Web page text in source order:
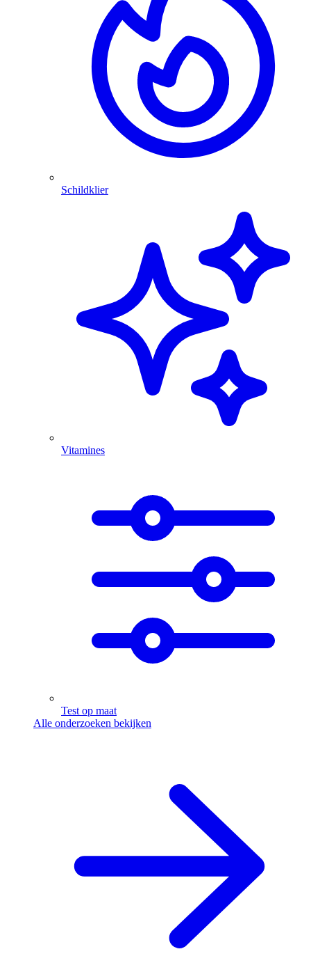
Schildklier
Vitamines
Test op maat
Alle onderzoeken bekijken